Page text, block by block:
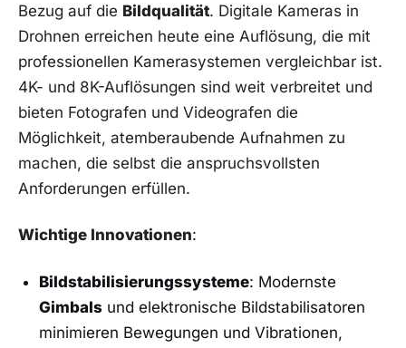
Bezug⁢ auf die Bildqualität. Digitale Kameras in
Drohnen erreichen heute eine Auflösung, die mit
⁤professionellen Kamerasystemen vergleichbar⁢ ist.
4K- und 8K-Auflösungen sind⁣ weit​ verbreitet und
bieten ​Fotografen und ​Videografen⁤ die
Möglichkeit, atemberaubende Aufnahmen zu
machen, die selbst die anspruchsvollsten
Anforderungen erfüllen.
Wichtige Innovationen:
Bildstabilisierungssysteme: Modernste
Gimbalsund elektronische Bildstabilisatoren
minimieren Bewegungen und Vibrationen,